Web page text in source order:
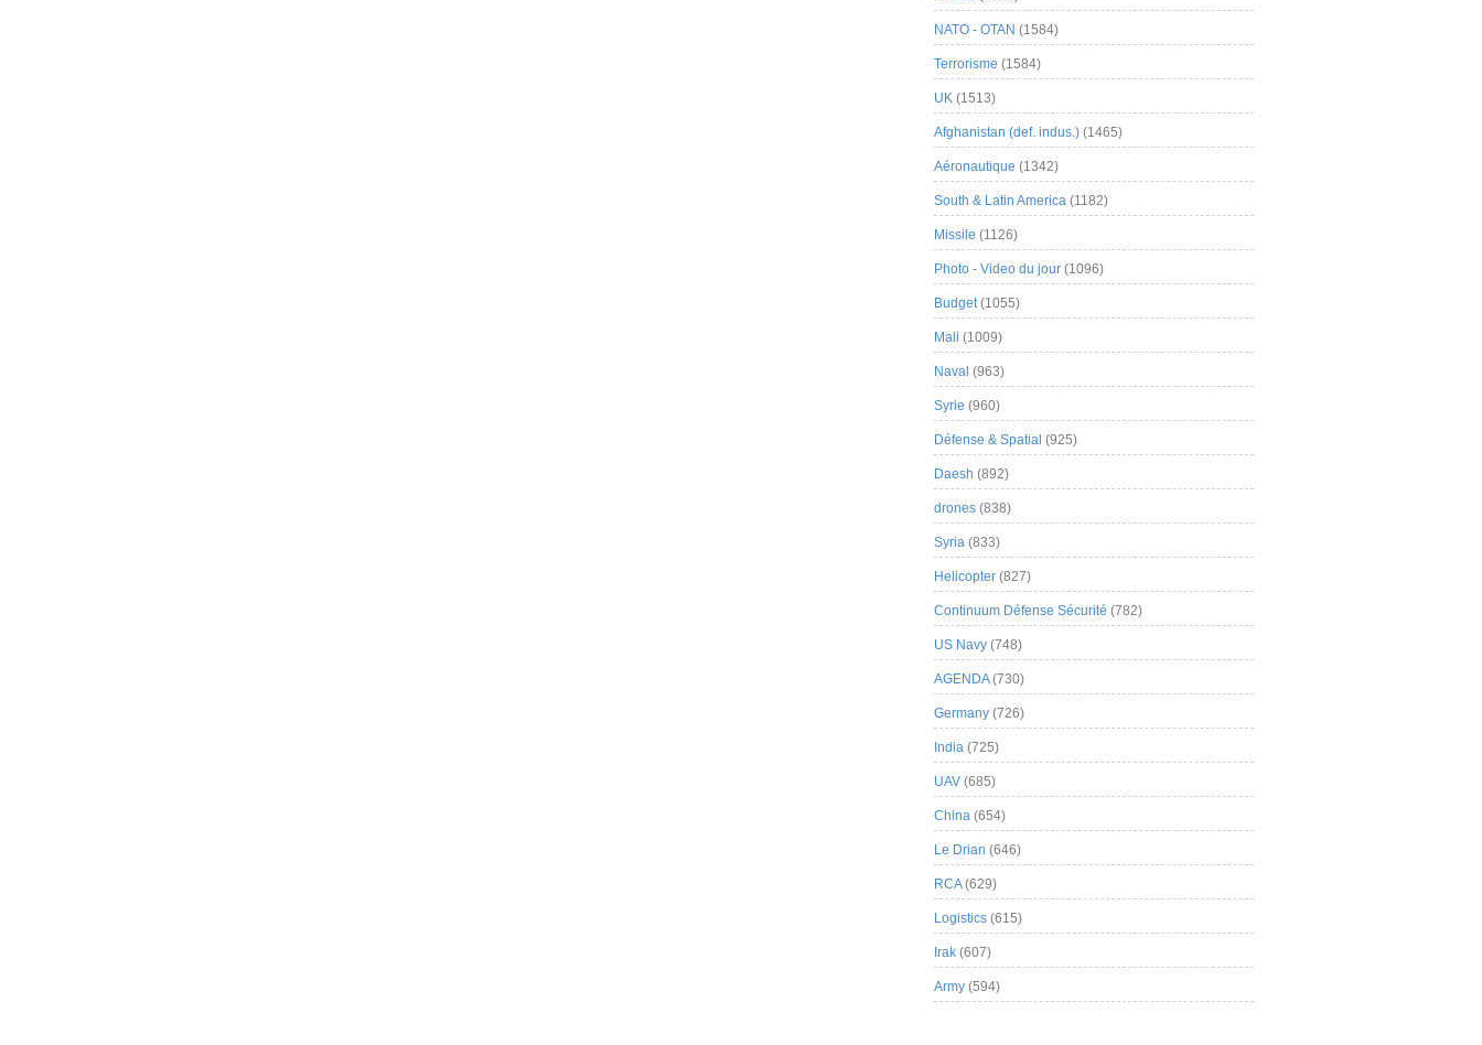
NATO - OTAN (1584)
Terrorisme (1584)
UK (1513)
Afghanistan (def. indus.) (1465)
Aéronautique (1342)
South & Latin America (1182)
Missile (1126)
Photo - Video du jour (1096)
Budget(1055)
Mali (1009)
Naval (963)
Syrie (960)
Défense & Spatial (925)
Daesh (892)
drones (838)
Syria (833)
Helicopter (827)
Continuum Défense Sécurité (782)
US Navy (748)
AGENDA(730)
Germany (726)
India (725)
UAV (685)
China (654)
Le Drian (646)
RCA(629)
Logistics (615)
Irak (607)
Army (594)